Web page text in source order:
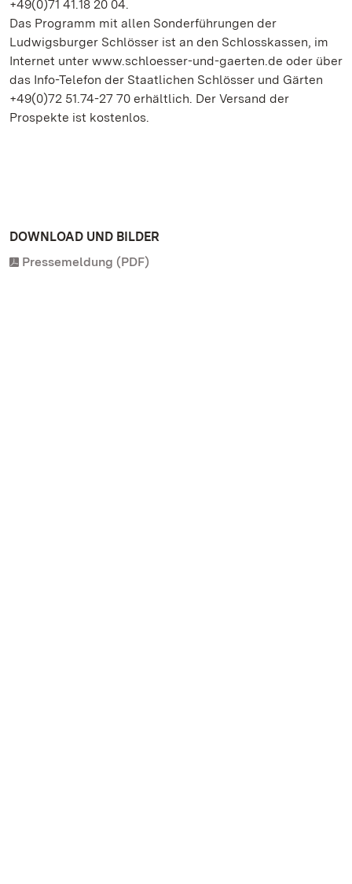
+49(0)71 41.18 20 04.
Das Programm mit allen Sonderführungen der
Ludwigsburger Schlösser ist an den Schlosskassen, im
Internet unter www.schloesser-und-gaerten.de oder über
das Info-Telefon der Staatlichen Schlösser und Gärten
+49(0)72 51.74-27 70 erhältlich. Der Versand der
Prospekte ist kostenlos.
DOWNLOAD UND BILDER
Pressemeldung (PDF)